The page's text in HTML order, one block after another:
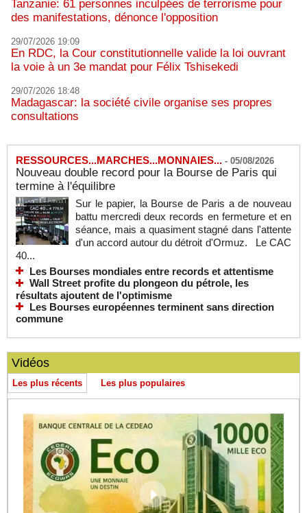
Tanzanie: 61 personnes inculpées de terrorisme pour
des manifestations, dénonce l'opposition
29/07/2026 19:09
En RDC, la Cour constitutionnelle valide la loi ouvrant
la voie à un 3e mandat pour Félix Tshisekedi
29/07/2026 18:48
Madagascar: la société civile organise ses propres
consultations
RESSOURCES...MARCHES...MONNAIES... - 05/08/2026
Nouveau double record pour la Bourse de Paris qui
termine à l'équilibre
Sur le papier, la Bourse de Paris a de nouveau
battu mercredi deux records en fermeture et en
séance, mais a quasiment stagné dans l'attente
d'un accord autour du détroit d'Ormuz. Le CAC
40...
Les Bourses mondiales entre records et attentisme
Wall Street profite du plongeon du pétrole, les
résultats ajoutent de l'optimisme
Les Bourses européennes terminent sans direction
commune
Vidéos
Les plus récents Les plus populaires